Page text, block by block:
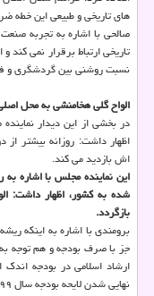
های تاریخی و طبیعی این خطه
صالحی با اشاره به تجربه
تاریخی ارتباط برقرار نمی
نسبت روشنی بین گردشگری و
الواح گلی هخامنشی به محل
در بخشی از این دیدار
اظهار داشت: روزانه بیشتر
اش بازدید می كند.
شده به كشور، اظهار داشت:
بازگردد.
برومندی با اشاره به اینكه
جز با صرف بودجه و هم توجه
ارشاد اسلامی در بودجه
نهایی شدن لایحه بودجه سال ۱۳۹۹ برای دولت و مجلس تفهیم شود.